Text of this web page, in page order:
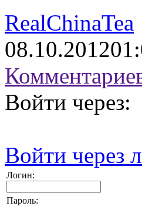
RealChinaTea
08.10.2012
Войти через:
Войти через
Логин:
Пароль: